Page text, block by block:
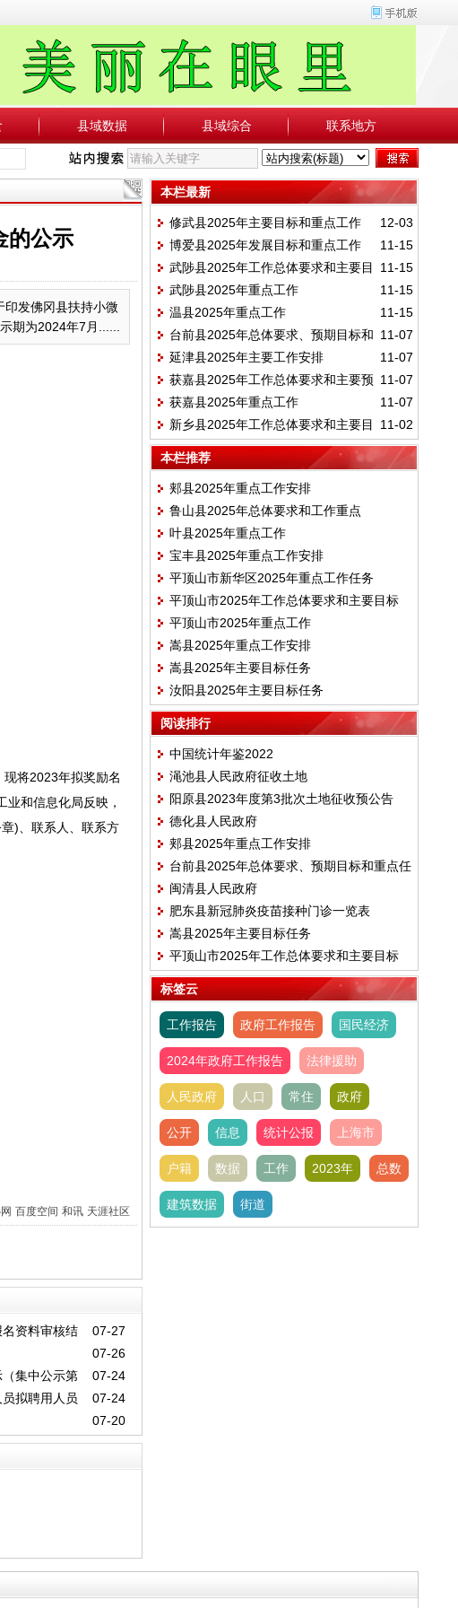
县域数据 县域综合 联系地方
的公示
发佛冈县扶持小微
期为2024年7月......
将2023年拟奖励名
和信息化局反映，
)、联系人、联系方
百度空间 和讯 天涯社区
07-27
资料审核结
07-26
07-24
集中公示第
07-24
拟聘用人员
07-20
本栏最新
12-03
修武县2025年主要目标和重点工作
11-15
博爱县2025年发展目标和重点工作
11-15
武陟县2025年工作总体要求和主要目
标
11-15
武陟县2025年重点工作
11-15
温县2025年重点工作
11-07
台前县2025年总体要求、预期目标和
重点任务
11-07
延津县2025年主要工作安排
11-07
获嘉县2025年工作总体要求和主要预
期目标
11-07
获嘉县2025年重点工作
11-02
新乡县2025年工作总体要求和主要目
标
本栏推荐
郏县2025年重点工作安排
鲁山县2025年总体要求和工作重点
叶县2025年重点工作
宝丰县2025年重点工作安排
平顶山市新华区2025年重点工作任务
平顶山市2025年工作总体要求和主要目标
平顶山市2025年重点工作
嵩县2025年重点工作安排
嵩县2025年主要目标任务
汝阳县2025年主要目标任务
阅读排行
中国统计年鉴2022
渑池县人民政府征收土地
阳原县2023年度第3批次土地征收预公告
德化县人民政府
郏县2025年重点工作安排
台前县2025年总体要求、预期目标和重点任
务
闽清县人民政府
肥东县新冠肺炎疫苗接种门诊一览表
嵩县2025年主要目标任务
平顶山市2025年工作总体要求和主要目标
标签云
工作报告 政府工作报告 国民经济
2024年政府工作报告 法律援助
人民政府 人口 常住 政府
公开 信息 统计公报 上海市
户籍 数据 工作 2023年 总数
建筑数据 街道